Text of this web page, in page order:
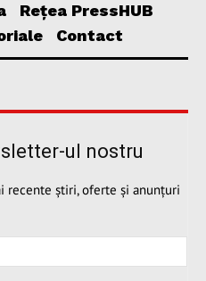
Rețea PressHUB
Contact
ul nostru
recente știri, oferte și anunțuri